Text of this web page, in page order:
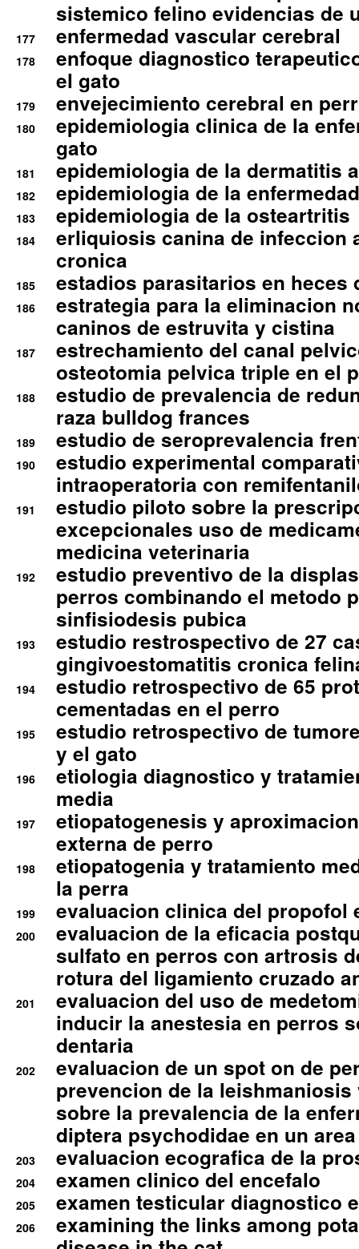
sistemico felino evidencias de
177 enfermedad vascular cerebral
178
enfoque diagnostico
el gato
179 envejecimiento cerebral en
180
epidemiologia clinica de la
gato
181 epidemiologia de la dermatitis
182 epidemiologia de la
183 epidemiologia de la osteartritis
184
erliquiosis canina de infeccion
cronica
185 estadios parasitarios en heces
186
estrategia para la eliminacion
caninos de estruvita y cistina
187
estrechamiento del canal
osteotomia pelvica triple en el
188
estudio de prevalencia de
raza bulldog frances
189 estudio de seroprevalencia
190
estudio experimental
intraoperatoria con
191
estudio piloto sobre la
excepcionales uso de
medicina veterinaria
192
estudio preventivo de la
perros combinando el metodo
sinfisiodesis pubica
193
estudio restrospectivo de 27
gingivoestomatitis cronica
194
estudio retrospectivo de 65
cementadas en el perro
195
estudio retrospectivo de
y el gato
196
etiologia diagnostico y
media
197
etiopatogenesis y
externa de perro
198
etiopatogenia y tratamiento
la perra
199 evaluacion clinica del propofol
200
evaluacion de la eficacia
sulfato en perros con artrosis
rotura del ligamiento cruzado
201
evaluacion del uso de
inducir la anestesia en perros
dentaria
202
evaluacion de un spot on de
prevencion de la
sobre la prevalencia de la
diptera psychodidae en un
203 evaluacion ecografica de la
204 examen clinico del encefalo
205 examen testicular diagnostico
206
examining the links among